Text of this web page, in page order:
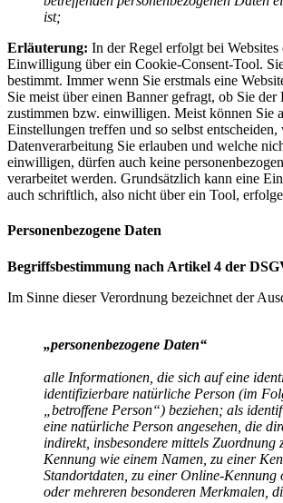
ist;
Erläuterung: In der Regel erfolgt bei Websites
Einwilligung über ein Cookie-Consent-Tool.
bestimmt. Immer wenn Sie erstmals eine
Sie meist über einen Banner gefragt, ob Sie der
zustimmen bzw. einwilligen. Meist können Sie
Einstellungen treffen und so selbst entscheiden,
Datenverarbeitung Sie erlauben und welche
einwilligen, dürfen auch keine
verarbeitet werden. Grundsätzlich kann eine
auch schriftlich, also nicht über ein Tool,
Personenbezogene Daten
Begriffsbestimmung nach Artikel 4 der
Im Sinne dieser Verordnung bezeichnet der
„personenbezogene Daten“
alle Informationen, die sich auf eine
identifizierbare natürliche Person (im
„betroffene Person“) beziehen; als
eine natürliche Person angesehen, die
indirekt, insbesondere mittels Zuordnung
Kennung wie einem Namen, zu einer
Standortdaten, zu einer Online-Kennung
oder mehreren besonderen Merkmalen,